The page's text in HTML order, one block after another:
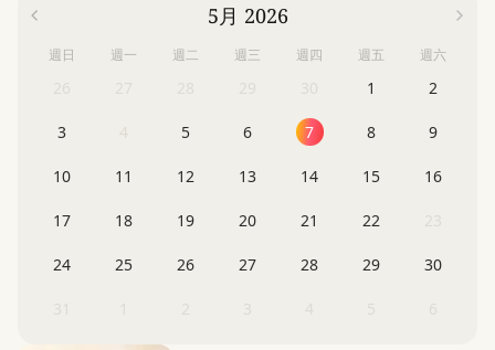
5月 2026
週日 週一 週二 週三 週四 週五 週六
1 2
3 5 6 7 8 9
10 11 12 13 14 15 16
17 18 19 20 21 22
24 25 26 27 28 29 30